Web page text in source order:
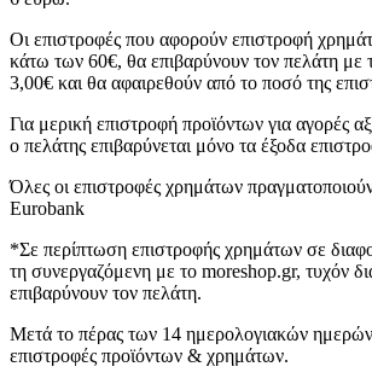
Οι επιστροφές που αφορούν επιστροφή
κάτω των 60€, θα επιβαρύνουν τον πελάτη με
3,00€ και θα αφαιρεθούν από το ποσό της
Για μερική επιστροφή προϊόντων για αγορές
ο πελάτης επιβαρύνεται μόνο τα έξοδα
Όλες οι επιστροφές χρημάτων
Eurobank
*Σε περίπτωση επιστροφής χρημάτων σε
τη συνεργαζόμενη με το moreshop.gr, τυχόν
επιβαρύνουν τον πελάτη.
Μετά το πέρας των 14 ημερολογιακών ημερών
επιστροφές προϊόντων & χρημάτων.